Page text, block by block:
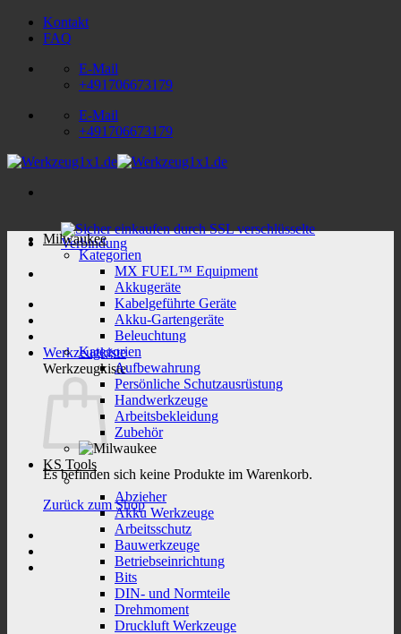
Zum
Inhalt
Kontakt
FAQ
E-Mail
+491706673179
E-Mail
+491706673179
Werkzeugkiste
Werkzeugkiste
Es befinden sich keine Produkte im Warenkorb.
Zurück zum Shop
Milwaukee
Kategorien
MX FUEL™ Equipment
Akkugeräte
Kabelgeführte Geräte
Akku-Gartengeräte
Beleuchtung
Kategorien
Aufbewahrung
Persönliche Schutzausrüstung
Handwerkzeuge
Arbeitsbekleidung
Zubehör
KS Tools
Abzieher
Akku Werkzeuge
Arbeitsschutz
Bauwerkzeuge
Betriebseinrichtung
Bits
DIN- und Normteile
Drehmoment
Druckluft Werkzeuge